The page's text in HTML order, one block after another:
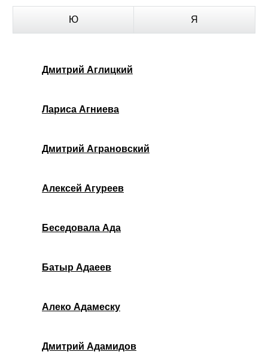
Ю Я
Дмитрий Аглицкий
Лариса Агниева
Дмитрий Аграновский
Алексей Агуреев
Беседовала Ада
Батыр Адаеев
Алеко Адамеску
Дмитрий Адамидов